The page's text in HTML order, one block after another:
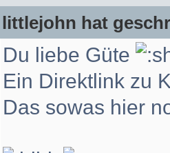
littlejohn hat
Du liebe Güte
Ein Direktlink zu
Das sowas hier